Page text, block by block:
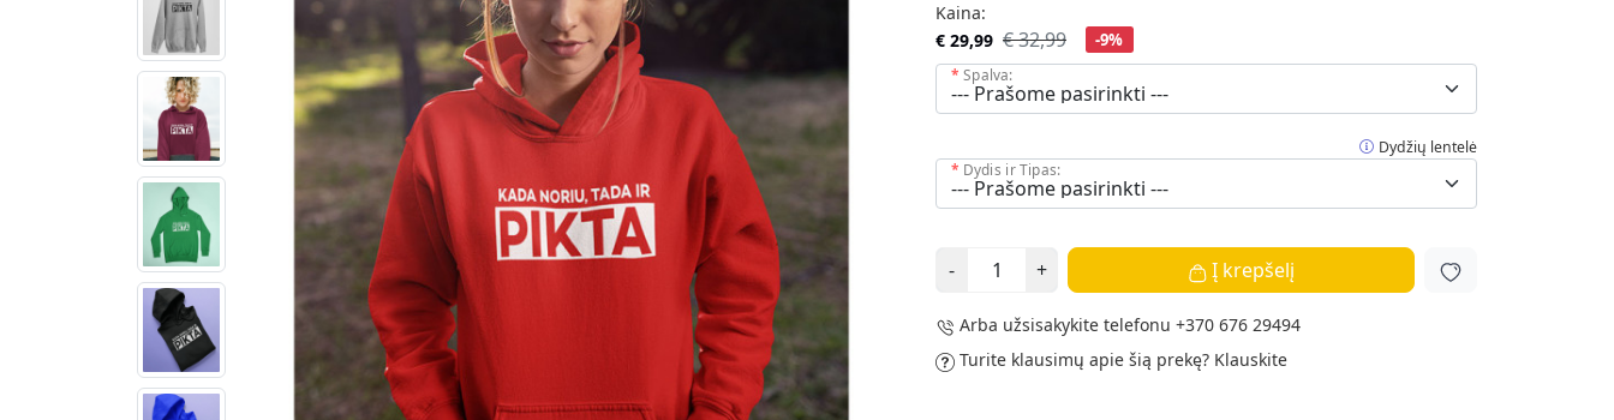
Kaina:
€ 29,99 € 32,99 -9%
Spalva:
Dydžių lentelė
Dydis ir Tipas:
- + Į krepšelį
Arba užsisakykite telefonu +370 676 29494
Turite klausimų apie šią prekę? Klauskite